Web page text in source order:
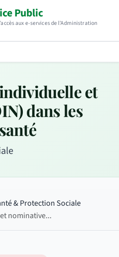
Public
aux e-services de l’Administration
et
dans les
& Protection Sociale
nominative...